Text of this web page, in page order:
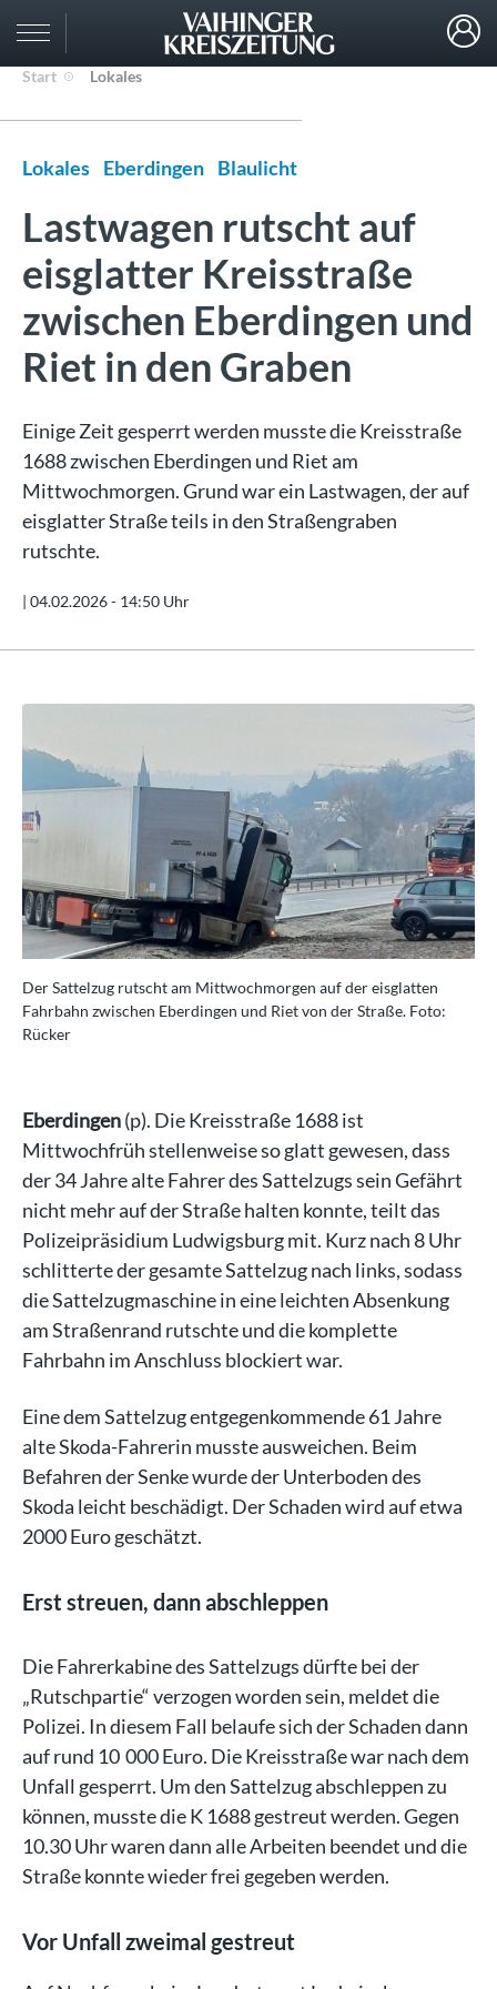
Start Lokales
Lokales Eberdingen Blaulicht
Lastwagen rutscht auf
eisglatter Kreisstraße
zwischen Eberdingen und
Riet in den Graben
Einige Zeit gesperrt werden musste die Kreisstraße
1688 zwischen Eberdingen und Riet am
Mittwochmorgen. Grund war ein Lastwagen, der auf
eisglatter Straße teils in den Straßengraben
rutschte.
| 04.02.2026 - 14:50 Uhr
Der Sattelzug rutscht am Mittwochmorgen auf der eisglatten
Fahrbahn zwischen Eberdingen und Riet von der Straße. Foto:
Rücker
Eberdingen(p). Die Kreisstraße 1688 ist
Mittwochfrüh stellenweise so glatt gewesen, dass
der 34 Jahre alte Fahrer des Sattelzugs sein Gefährt
nicht mehr auf der Straße halten konnte, teilt das
Polizeipräsidium Ludwigsburg mit. Kurz nach 8 Uhr
schlitterte der gesamte Sattelzug nach links, sodass
die Sattelzugmaschine in eine leichten Absenkung
am Straßenrand rutschte und die komplette
Fahrbahn im Anschluss blockiert war.
Eine dem Sattelzug entgegenkommende 61 Jahre
alte Skoda-Fahrerin musste ausweichen. Beim
Befahren der Senke wurde der Unterboden des
Skoda leicht beschädigt. Der Schaden wird auf etwa
2000 Euro geschätzt.
Erst streuen, dann abschleppen
Die Fahrerkabine des Sattelzugs dürfte bei der
„Rutschpartie“ verzogen worden sein, meldet die
Polizei. In diesem Fall belaufe sich der Schaden dann
auf rund 10 000 Euro. Die Kreisstraße war nach dem
Unfall gesperrt. Um den Sattelzug abschleppen zu
können, musste die K 1688 gestreut werden. Gegen
10.30 Uhr waren dann alle Arbeiten beendet und die
Straße konnte wieder frei gegeben werden.
Vor Unfall zweimal gestreut